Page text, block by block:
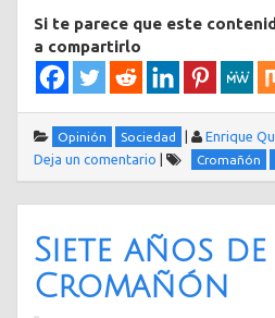
Si te parece que este
a compartirlo
Opinión Sociedad Enrique
Deja un comentario
Cromañón
Siete años de
Cromañón